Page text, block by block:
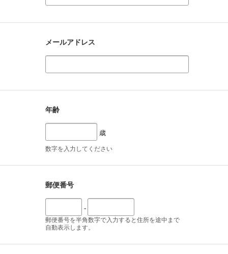
メールアドレス
年齢
歳
数字を入力してください
郵便番号
-
郵便番号を半角数字で入力すると住所を途中まで
自動表示します。